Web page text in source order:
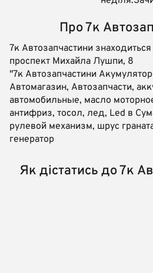
Про 7к
7к Автозапчастини
проспект Михайла Лушпи, 8
"7к Автозапчастини
Автомагазин, Автозапчасти,
автомобильные, масло
антифриз, тосол, лед, Led в
рулевой механизм, шрус
генератор
Як дістатись до 7к